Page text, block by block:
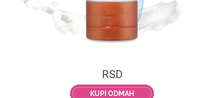
RSD
KUPI ODMAH